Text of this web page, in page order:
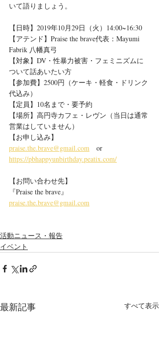
いて語りましょう。
【日時】2019年10月29日（火）14:00~16:30
【アテンド】Praise the brave代表：Mayumi
Fabrik 八幡真弓
【対象】DV・性暴力被害・フェミニズムに
ついて話あいたい方
【参加費】2500円（ケーキ・軽食・ドリンク
代込み）
【定員】10名まで・要予約
【場所】高円寺カフェ・レヴン（当日は通常
営業はしていません）
【お申し込み】
praise.the.brave@gmail.com or
https://pbhappyunbirthday.peatix.com/
【お問い合わせ先】
『Praise the brave』
praise.the.brave@gmail.com
活動ニュース・報告
イベント
最新記事 すべて表示